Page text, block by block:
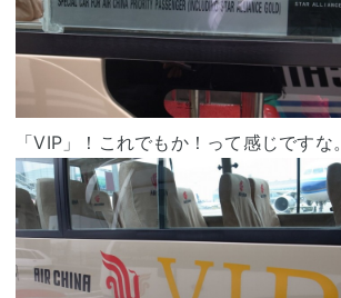
「VIP」！これでもか！って感じですな。